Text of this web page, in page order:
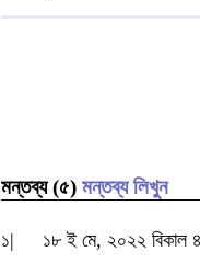
মন্তব্য (৫) মন্তব্য লিখুন
১|
১৮ ই মে, ২০২২ বিকাল